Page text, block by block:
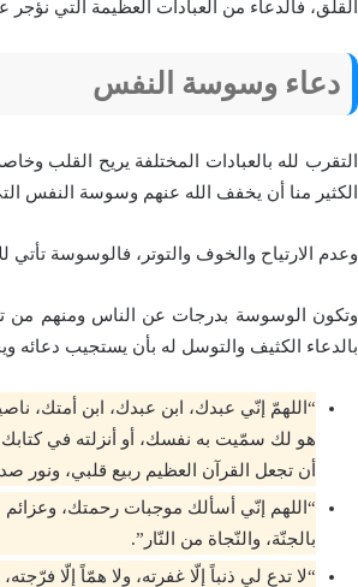
القلق، فالدعاء من العبادات العظيمة التي نؤجر
دعاء وسوسة النفس
التقرب لله بالعبادات المختلفة يريح القلب
الكثير منا أن يخفف الله عنهم وسوسة النفس
وعدم الارتياح والخوف والتوتر، فالوسوسة
وتكون الوسوسة بدرجات عن الناس ومنهم من
بالدعاء الكثيف والتوسل له بأن يستجيب دعائه
“اللهمّ إنّي عبدك، ابن عبدك، ابن
هو لك سمّيت به نفسك، أو أنزلته في
أن تجعل القرآن العظيم ربيع قلبي،
“اللهم إنّي أسألك موجبات رحمتك، وعزائم
بالجنّة، والنّجاة من النّار”.
“لا تدع لي ذنباً إلّا غفرته، ولا همّاً إلّا